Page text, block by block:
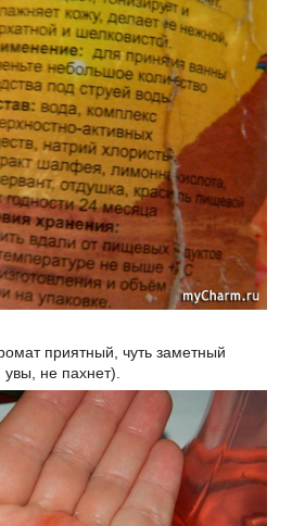
приятный, чуть заметный
не пахнет).